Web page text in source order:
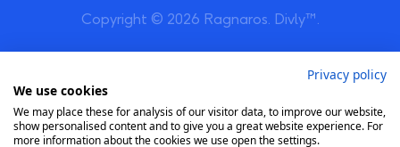
Copyright © 2026 Ragnaros. Divly™.
Privacy policy
We use cookies
We may place these for analysis of our visitor data, to improve our website,
show personalised content and to give you a great website experience. For
more information about the cookies we use open the settings.